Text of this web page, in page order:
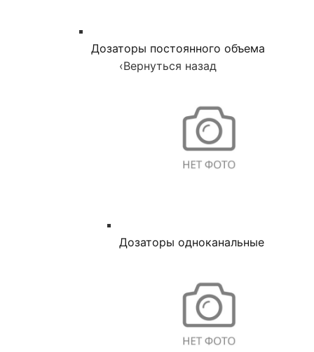
Дозаторы постоянного объема
‹Вернуться назад
Дозаторы одноканальные